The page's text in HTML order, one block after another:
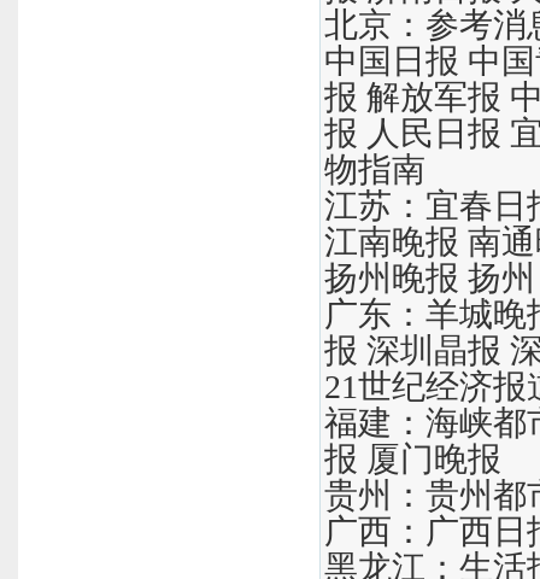
北京：参考消
中国日报 中
报 解放军报
报 人民日报
物指南
江苏：宜春日
江南晚报 南
扬州晚报 扬
广东：羊城晚
报 深圳晶报
21世纪经济报
福建：海峡都
报 厦门晚报
贵州：贵州都
广西：广西日
黑龙江：生活